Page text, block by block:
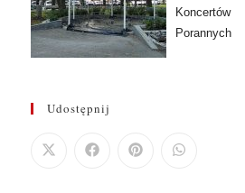
Koncertów
Porannych
Udostępnij